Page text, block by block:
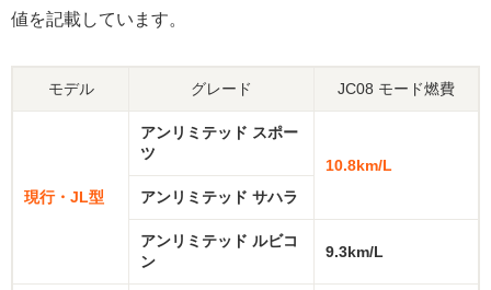
値を記載しています。
モデル グレード JC08 モード燃費
現行・JL型
アンリミテッド スポー
ツ
10.8km/L
アンリミテッド サハラ
アンリミテッド ルビコ
ン
9.3km/L